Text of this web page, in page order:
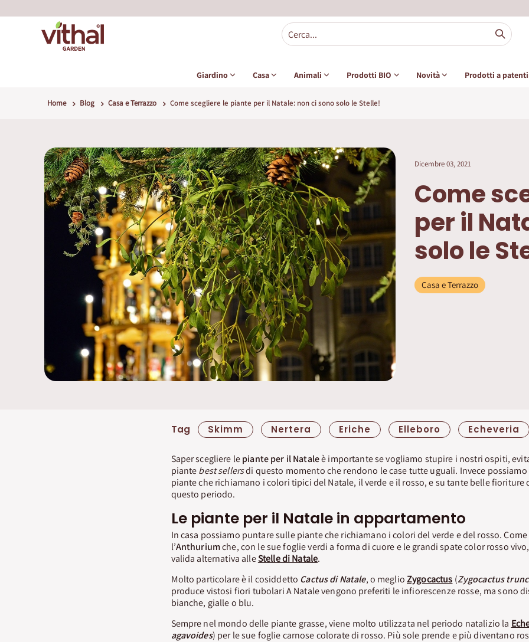
Giardino Casa Animali Prodotti BIO Novità Prodotti a
Home Blog Casa e Terrazzo Come scegliere le piante per il Natale: non ci sono solo le Stelle!
Dicembre 03, 2021
Come
per il
solo le
Casa e Terrazzo
Tag Skimm Nertera Eriche Elleboro Echeveria
Saper scegliere lepiante per il Nataleè importante se vogliamo stupire i nostri ospiti,
piantebest sellersdi questo momento che rendono le case tutte uguali. Invece
piante che richiamano i colori tipici del Natale, il verde e il rosso, e su tante belle fioriture
questo periodo.
Le piante per il Natale in appartamento
In casa possiamo puntare sulle piante che richiamano i colori del verde e del rosso.
l’Anthuriumche, con le sue foglie verdi a forma di cuore e le grandi spate color rosso
valida alternativa alleStelle di Natale.
Molto particolare è il cosiddetto Cactus di Natale, o meglioZygocactus (Zygocactus
produce vistosi fiori tubolari A Natale vengono preferiti le infiorescenze rosse, ma sono
bianche, gialle o blu.
Sempre nel mondo delle piante grasse, viene molto utilizzata nel periodo natalizio la
agavoides) per le sue foglie carnose colorate di rosso. Più sole prende e più diventano